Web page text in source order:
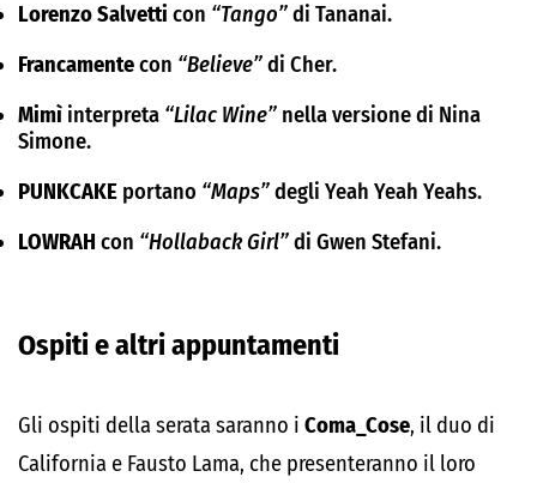
Lorenzo Salvetti con “Tango”di Tananai.
Francamentecon “Believe”di Cher.
Mimì interpreta “Lilac Wine” nella versione di Nina
Simone.
PUNKCAKE portano “Maps”degli Yeah Yeah Yeahs.
LOWRAH con “Hollaback Girl”di Gwen Stefani.
Ospiti e altri appuntamenti
Gli ospiti della serata saranno i Coma_Cose, il duo di
California e Fausto Lama, che presenteranno il loro